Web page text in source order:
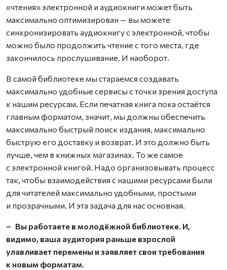
«чтения» электронной и аудиокниги может быть
максимально оптимизирован — вы можете
синхронизировать аудиокнигу с электронной, чтобы
можно было продолжить чтение с того места, где
закончилось прослушивание. И наоборот.
В самой библиотеке мы стараемся создавать
максимально удобные сервисы с точки зрения доступа
к нашим ресурсам. Если печатная книга пока остаётся
главным форматом, значит, мы должны обеспечить
максимально быстрый поиск издания, максимально
быструю его доставку и возврат. И это должно быть
лучше, чем в книжных магазинах. То же самое
с электронной книгой. Надо организовывать процесс
так, чтобы взаимодействия с нашими ресурсами были
для читателей максимально удобными, простыми
и прозрачными. И эта задача для нас основная.
– Вы работаете в молодёжной библиотеке. И,
видимо, ваша аудитория раньше взрослой
улавливает перемены и заявляет свои требования
к новым форматам.